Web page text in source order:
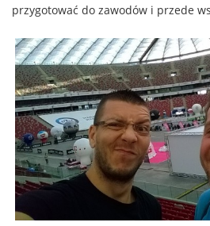
przygotować do zawodów i przede